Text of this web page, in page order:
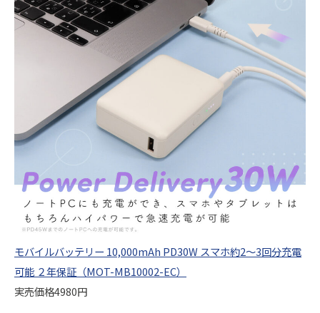
モバイルバッテリー 10,000mAh PD30W スマホ約2～3回分充電
可能 ２年保証（MOT-MB10002-EC）
実売価格4980円